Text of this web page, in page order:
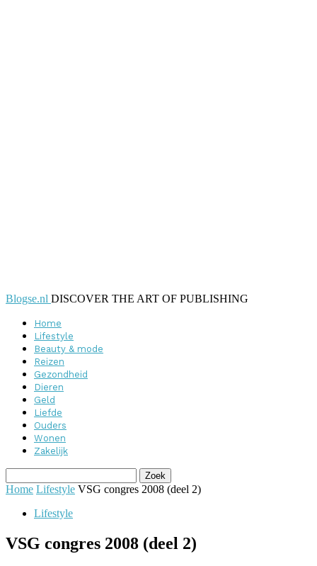
Blogse.nl DISCOVER THE ART OF PUBLISHING
Home
Lifestyle
Beauty & mode
Reizen
Gezondheid
Dieren
Geld
Liefde
Ouders
Wonen
Zakelijk
Home Lifestyle VSG congres 2008 (deel 2)
Lifestyle
VSG congres 2008 (deel 2)